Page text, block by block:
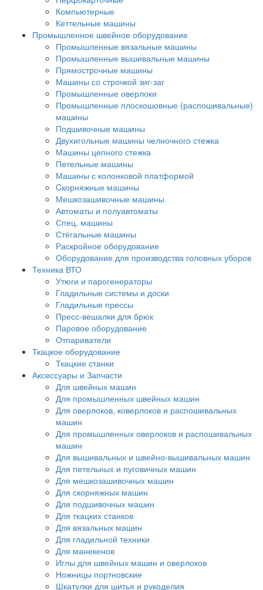
Компьютерные
Кеттельные машины
Промышленное швейное оборудование
Промышленные вязальные машины
Промышленные вышивальные машины
Прямострочные машины
Машины со строчкой зиг-заг
Промышленные оверлоки
Промышленные плоскошовные (распошивальные)
машины
Подшивочные машины
Двухигольные машины челночного стежка
Машины цепного стежка
Петельные машины
Машины с колонковой платформой
Cкорняжные машины
Мешкозашивочные машины
Автоматы и полуавтоматы
Спец. машины
Стёгальные машины
Раскройное оборудование
Оборудование для производства головных уборов
Техника ВТО
Утюги и парогенераторы
Гладильные системы и доски
Гладильные прессы
Пресс-вешалки для брюк
Паровое оборудование
Отпариватели
Ткацкое оборудование
Ткацкие станки
Аксессуары и Запчасти
Для швейных машин
Для промышленных швейных машин
Для оверлоков, коверлоков и распошивальных
машин
Для промышленных оверлоков и распошивальных
машин
Для вышивальных и швейно-вышивальных машин
Для петельных и пуговичных машин
Для мешкозашивочных машин
Для скорняжных машин
Для подшивочных машин
Для ткацких станков
Для вязальных машин
Для гладильной техники
Для манекенов
Иглы для швейных машин и оверлоков
Ножницы портновские
Шкатулки для шитья и рукоделия